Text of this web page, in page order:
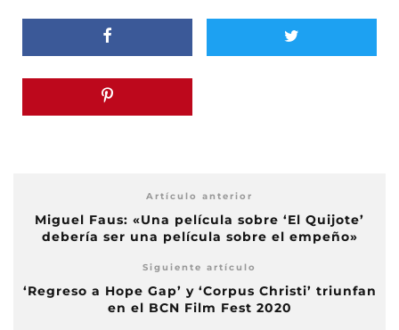
Artículo anterior
Miguel Faus: «Una película sobre ‘El Quijote’
debería ser una película sobre el empeño»
Siguiente artículo
‘Regreso a Hope Gap’ y ‘Corpus Christi’ triunfan
en el BCN Film Fest 2020